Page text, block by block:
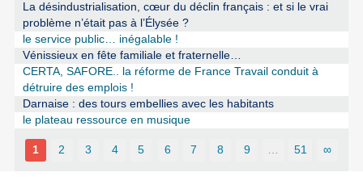
La désindustrialisation, cœur du déclin français : et si le vrai
problème n’était pas à l’Élysée ?
le service public… inégalable !
Vénissieux en fête familiale et fraternelle…
CERTA, SAFORE.. la réforme de France Travail conduit à
détruire des emplois !
Darnaise : des tours embellies avec les habitants
le plateau ressource en musique
1 2 3 4 5 6 7 8 9 51 ∞